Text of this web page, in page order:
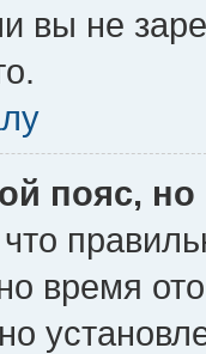
вы не
пояс,
время